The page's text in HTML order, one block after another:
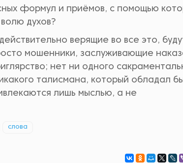
формул и приёмов, с помощью
духов?
верящие во все это,
мошенники, заслуживающие
нет ни одного
талисмана, который обладал
лишь мыслью, а не
слова